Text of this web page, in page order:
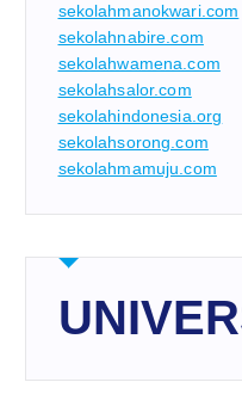
sekolahmanokwari.com
sekolahnabire.com
sekolahwamena.com
sekolahsalor.com
sekolahindonesia.org
sekolahsorong.com
sekolahmamuju.com